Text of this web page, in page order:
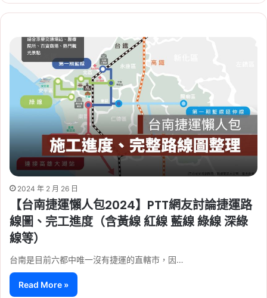
2024 年 2 月 26 日
【台南捷運懶人包2024】PTT網友討論捷運路
線圖、完工進度（含黃線 紅線 藍線 綠線 深綠
線等）
台南是目前六都中唯一沒有捷運的直轄市，因…
Read More »